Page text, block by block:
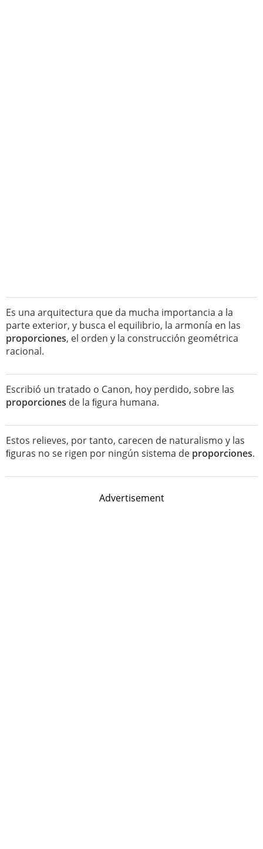
Es una arquitectura que da mucha importancia a la
parte exterior, y busca el equilibrio, la armonía en las
proporciones, el orden y la construcción geométrica
racional.
Escribió un tratado o Canon, hoy perdido, sobre las
proporciones de la ﬁgura humana.
Estos relieves, por tanto, carecen de naturalismo y las
ﬁguras no se rigen por ningún sistema de proporciones.
Advertisement